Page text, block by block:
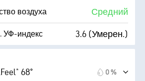
облаков 30000 фт
воздуха Средний
УФ-индекс 3.6 (Умерен.)
(Умеренно)
70 %
68° 0 %